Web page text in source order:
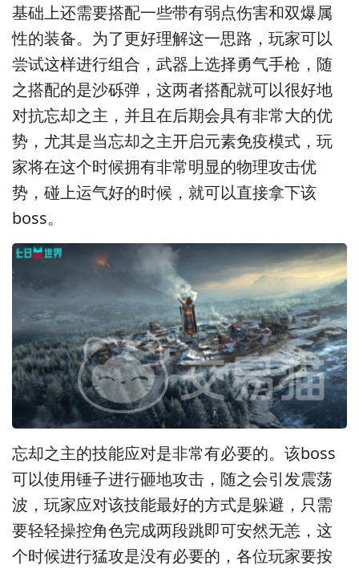
基础上还需要搭配一些带有弱点伤害和双爆属
性的装备。为了更好理解这一思路，玩家可以
尝试这样进行组合，武器上选择勇气手枪，随
之搭配的是沙砾弹，这两者搭配就可以很好地
对抗忘却之主，并且在后期会具有非常大的优
势，尤其是当忘却之主开启元素免疫模式，玩
家将在这个时候拥有非常明显的物理攻击优
势，碰上运气好的时候，就可以直接拿下该
boss。
忘却之主的技能应对是非常有必要的。该boss
可以使用锤子进行砸地攻击，随之会引发震荡
波，玩家应对该技能最好的方式是躲避，只需
要轻轻操控角色完成两段跳即可安然无恙，这
个时候进行猛攻是没有必要的，各位玩家要按